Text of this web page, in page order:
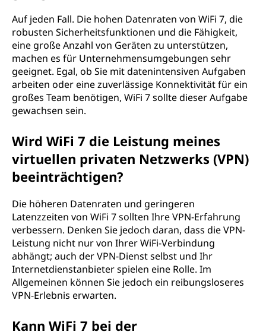
Auf jeden Fall. Die hohen Datenraten von WiFi 7, die
robusten Sicherheitsfunktionen und die Fähigkeit,
eine große Anzahl von Geräten zu unterstützen,
machen es für Unternehmensumgebungen sehr
geeignet. Egal, ob Sie mit datenintensiven Aufgaben
arbeiten oder eine zuverlässige Konnektivität für ein
großes Team benötigen, WiFi 7 sollte dieser Aufgabe
gewachsen sein.
Wird WiFi 7 die Leistung meines
virtuellen privaten Netzwerks (VPN)
beeinträchtigen?
Die höheren Datenraten und geringeren
Latenzzeiten von WiFi 7 sollten Ihre VPN-Erfahrung
verbessern. Denken Sie jedoch daran, dass die VPN-
Leistung nicht nur von Ihrer WiFi-Verbindung
abhängt; auch der VPN-Dienst selbst und Ihr
Internetdienstanbieter spielen eine Rolle. Im
Allgemeinen können Sie jedoch ein reibungsloseres
VPN-Erlebnis erwarten.
Kann WiFi 7 bei der